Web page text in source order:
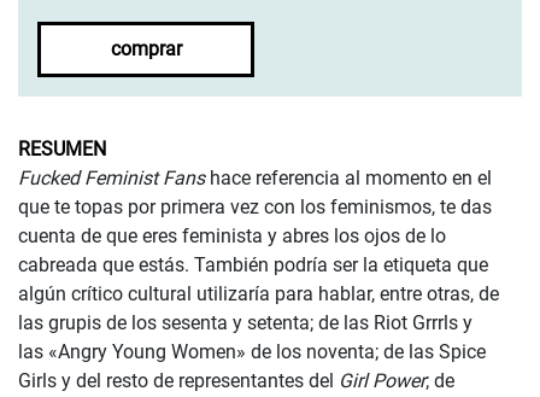
comprar
RESUMEN
Fucked Feminist Fanshace referencia al momento en el
que te topas por primera vez con los feminismos, te das
cuenta de que eres feminista y abres los ojos de lo
cabreada que estás. También podría ser la etiqueta que
algún crítico cultural utilizaría para hablar, entre otras, de
las grupis de los sesenta y setenta; de las Riot Grrrls y
las «Angry Young Women» de los noventa; de las Spice
Girls y del resto de representantes del Girl Power; de